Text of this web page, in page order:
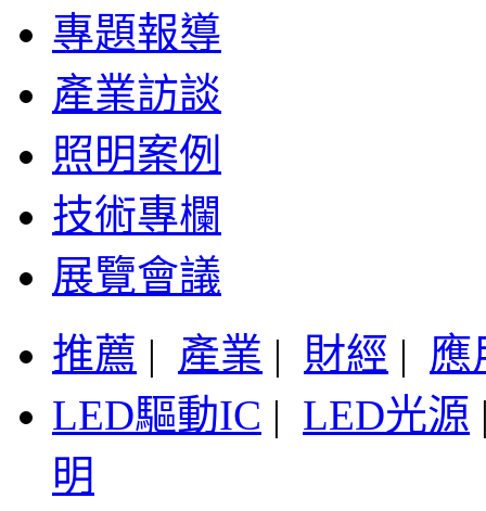
專題報導
產業訪談
照明案例
技術專欄
展覽會議
推薦 | 產業 | 財經 | 應
LED驅動IC | LED光源
明